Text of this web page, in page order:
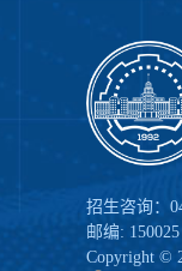
招生咨询：
邮编:
Copyright ©